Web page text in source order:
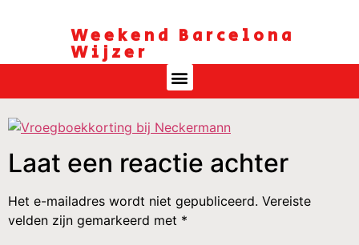
Weekend Barcelona
Wijzer
Laat een reactie achter
Het e-mailadres wordt niet gepubliceerd. Vereiste
velden zijn gemarkeerd met *